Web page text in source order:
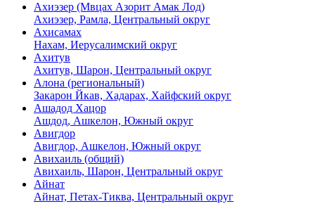
Ахиэзер (Мвцах Азорит Амак Лод)
Ахиэзер, Рамла, Центральный округ
Ахисамах
Нахам, Иерусалимский округ
Ахитув
Ахитув, Шарон, Центральный округ
Алона (региональный)
Закарон Йкав, Хадарах, Хайфский округ
Ашадод Хацор
Ашдод, Ашкелон, Южный округ
Авигдор
Авигдор, Ашкелон, Южный округ
Авихаиль (общий)
Авихаиль, Шарон, Центральный округ
Айнат
Айнат, Петах-Тиква, Центральный округ